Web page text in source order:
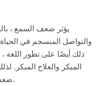
يؤثر ضعف السمع ،
والتواصل المنسجم في الحياة
ذلك أيضًا على تطور اللغة ،
المبكر والعلاج المبكر.
ضعف السمع ارتداء المعينات السمعية.